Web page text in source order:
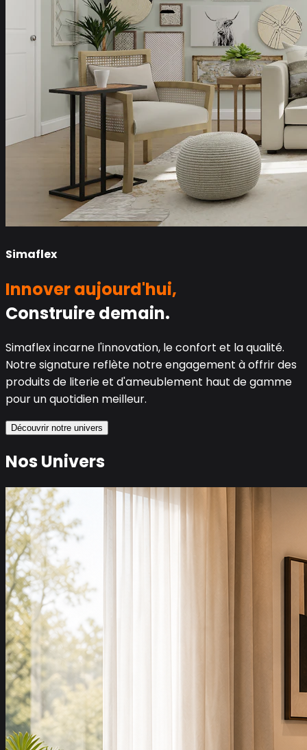
Simaflex
Innover aujourd'hui,
Construire demain.
Simaflex incarne l'innovation, le confort et la qualité.
Notre signature reflète notre engagement à offrir des
produits de literie et d'ameublement haut de gamme
pour un quotidien meilleur.
Découvrir notre univers
Nos Univers